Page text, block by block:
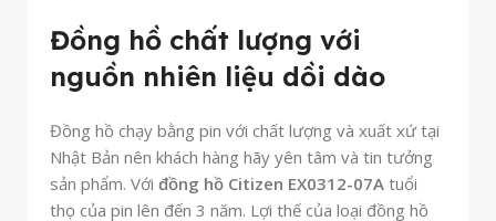
Đồng hồ chất lượng với
nguồn nhiên liệu dồi dào
Đồng hồ chạy bằng pin với chất lượng và xuất xứ tại
Nhật Bản nên khách hàng hãy yên tâm và tin tưởng
sản phẩm. Với đồng hồ Citizen EX0312-07A tuổi
thọ của pin lên đến 3 năm. Lợi thế của loại đồng hồ